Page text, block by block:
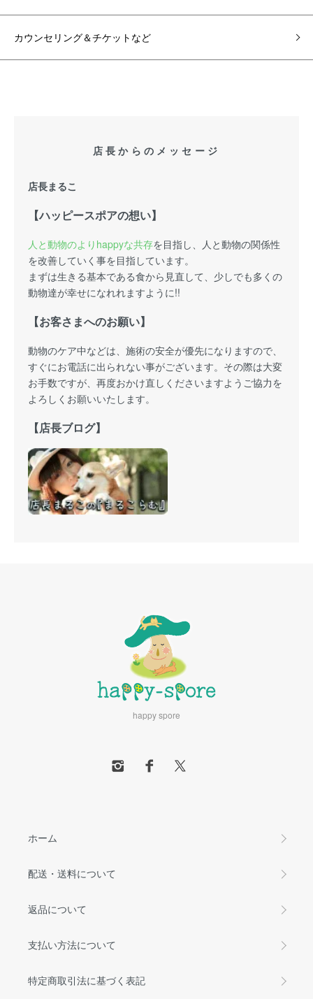
カウンセリング＆チケットなど
店長からのメッセージ
店長まるこ
【ハッピースポアの想い】
人と動物のよりhappyな共存を目指し、人と動物の関係性
を改善していく事を目指しています。
まずは生きる基本である食から見直して、少しでも多くの
動物達が幸せになれれますように!!
【お客さまへのお願い】
動物のケア中などは、施術の安全が優先になりますので、
すぐにお電話に出られない事がございます。その際は大変
お手数ですが、再度おかけ直しくださいますようご協力を
よろしくお願いいたします。
【店長ブログ】
happy spore
ホーム
配送・送料について
返品について
支払い方法について
特定商取引法に基づく表記